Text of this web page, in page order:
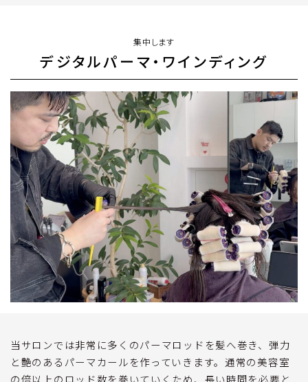
集中します
デジタルパーマ・ワインディング
当サロンでは非常に多くのパーマロッドを髪へ巻き、弾力
と艶のあるパーマカールを作っていきます。通常の美容室
の倍以上のロッド数を巻いていくため、長い時間を必要と